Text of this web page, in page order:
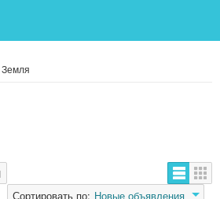
Земля
Сортировать по: Новые объявления